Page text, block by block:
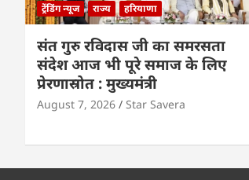
ट्रेंडिंग न्यूज राज्य हरियाणा
संत गुरु रविदास जी का समरसता
संदेश आज भी पूरे समाज के लिए
प्रेरणास्रोत : मुख्यमंत्री
August 7, 2026 Star Savera